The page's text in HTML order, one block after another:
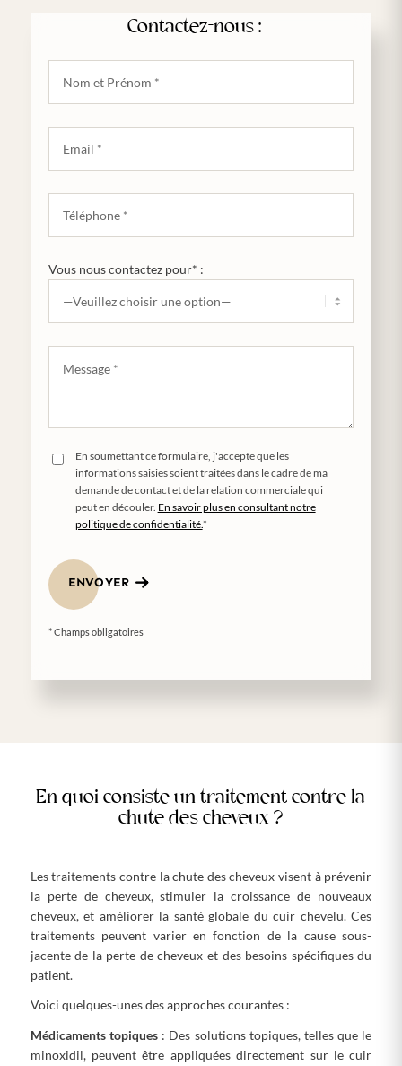
Contactez-nous :
Vous nous contactez pour* :
En soumettant ce formulaire, j'accepte que les
informations saisies soient traitées dans le cadre de ma
demande de contact et de la relation commerciale qui
peut en découler. En savoir plus en consultant notre
politique de confidentialité.*
ENVOYER
* Champs obligatoires
En quoi consiste un traitement contre la
chute des cheveux ?
Les traitements contre la chute des cheveux visent à prévenir
la perte de cheveux, stimuler la croissance de nouveaux
cheveux, et améliorer la santé globale du cuir chevelu. Ces
traitements peuvent varier en fonction de la cause sous-
jacente de la perte de cheveux et des besoins spécifiques du
patient.
Voici quelques-unes des approches courantes :
Médicaments topiques: Des solutions topiques, telles que le
minoxidil, peuvent être appliquées directement sur le cuir